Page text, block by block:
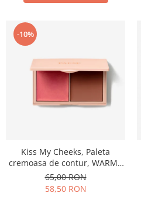
-10%
Kiss My Cheeks, Paleta
cremoasa de contur, WARM -
15 g
65,00 RON
58,50 RON